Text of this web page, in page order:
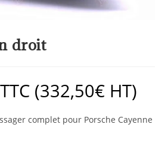
droit
TTC (332,50€ HT)
complet pour Porsche Cayenne